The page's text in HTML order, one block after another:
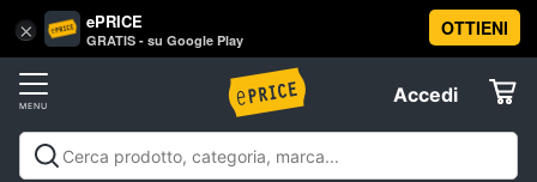
× ePRICE
GRATIS - su Google Play
OTTIENI
Accedi
Accedi
Registrati
Offerte
Vai
al